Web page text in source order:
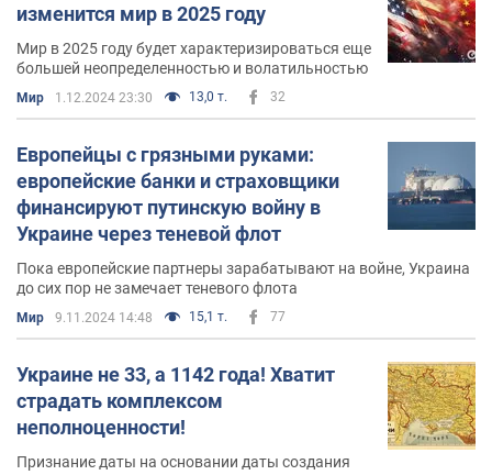
изменится мир в 2025 году
Мир в 2025 году будет характеризироваться еще
большей неопределенностью и волатильностью
Мир 1.12.2024 23:30 13,0 т. 32
Европейцы с грязными руками:
европейские банки и страховщики
финансируют путинскую войну в
Украине через теневой флот
Пока европейские партнеры зарабатывают на войне, Украина
до сих пор не замечает теневого флота
Мир 9.11.2024 14:48 15,1 т. 77
Украине не 33, а 1142 года! Хватит
страдать комплексом
неполноценности!
Признание даты на основании даты создания